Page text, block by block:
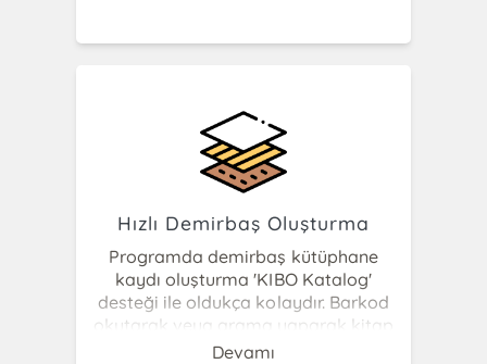
Hızlı Demirbaş Oluşturma
Programda demirbaş kütüphane
kaydı oluşturma 'KIBO Katalog'
desteği ile oldukça kolaydır. Barkod
okutarak veya arama yaparak kitap
ile ilgili resim, özet vs tüm bilgilere
Devamı